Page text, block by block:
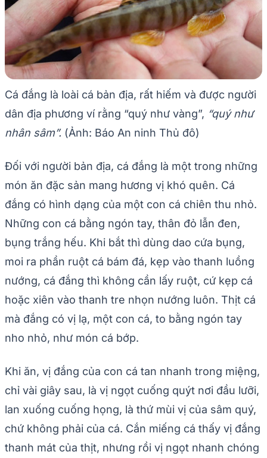
Cá đắng là loài cá bản địa, rất hiếm và được người
dân địa phương ví rằng “quý như vàng”, “quý như
nhân sâm”. (Ảnh: Báo An ninh Thủ đô)
Đối với người bản địa, cá đắng là một trong những
món ăn đặc sản mang hương vị khó quên. Cá
đắng có hình dạng của một con cá chiên thu nhỏ.
Những con cá bằng ngón tay, thân đỏ lẫn đen,
bụng trắng hếu. Khi bắt thì dùng dao cứa bụng,
moi ra phần ruột cá bám đá, kẹp vào thanh luồng
nướng, cá đắng thì không cần lấy ruột, cứ kẹp cá
hoặc xiên vào thanh tre nhọn nướng luôn. Thịt cá
mà đắng có vị lạ, một con cá, to bằng ngón tay
nho nhỏ, như món cá bớp.
Khi ăn, vị đắng của con cá tan nhanh trong miệng,
chỉ vài giây sau, là vị ngọt cuống quýt nơi đầu lưỡi,
lan xuống cuống họng, là thứ mùi vị của sâm quý,
chứ không phải của cá. Cắn miếng cá thấy vị đắng
thanh mát của thịt, nhưng rồi vị ngọt nhanh chóng